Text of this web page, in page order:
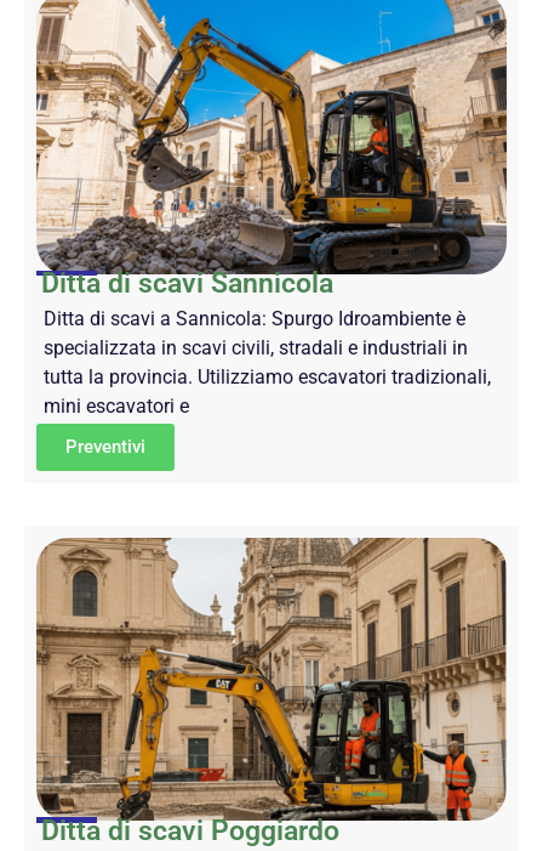
Ditta di scavi Sannicola
Ditta di scavi a Sannicola: Spurgo Idroambiente è
specializzata in scavi civili, stradali e industriali in
tutta la provincia. Utilizziamo escavatori tradizionali,
mini escavatori e
Preventivi
Ditta di scavi Poggiardo